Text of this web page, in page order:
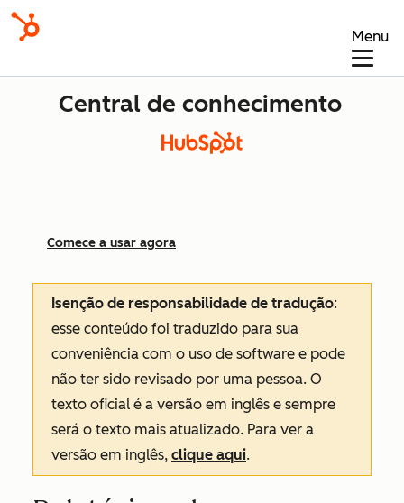
Menu
Central de conhecimento
Comece a usar agora
Isenção de responsabilidade de tradução:
esse conteúdo foi traduzido para sua
conveniência com o uso de software e pode
não ter sido revisado por uma pessoa. O
texto oficial é a versão em inglês e sempre
será o texto mais atualizado. Para ver a
versão em inglês, clique aqui.